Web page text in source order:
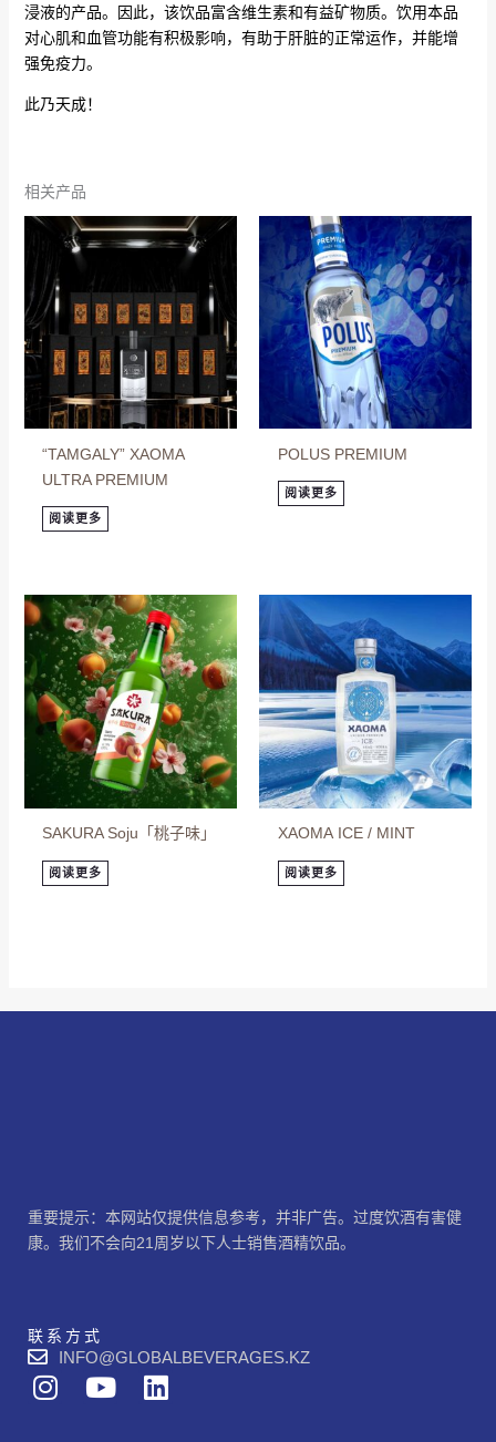
浸液的产品。因此，该饮品富含维生素和有益矿物质。饮用本品
对心肌和血管功能有积极影响，有助于肝脏的正常运作，并能增
强免疫力。
此乃天成！
相关产品
“TAMGALY” XAOMA
ULTRA PREMIUM
阅读更多
POLUS PREMIUM
阅读更多
SAKURA Soju「桃子味」
阅读更多
ХАОМА ICE / MINT
阅读更多
重要提示：本网站仅提供信息参考，并非广告。过度饮酒有害健
康。我们不会向21周岁以下人士销售酒精饮品。
联系方式
INFO@GLOBALBEVERAGES.KZ
I
n
Y
L
i